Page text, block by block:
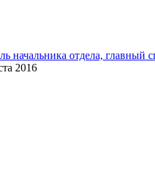
начальника отдела, главный
2016